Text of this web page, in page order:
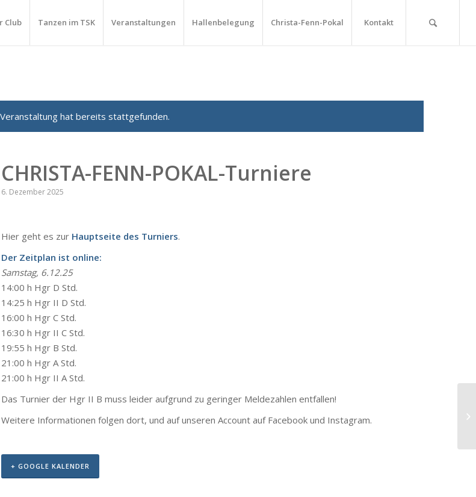
Club Tanzen im TSK Veranstaltungen Hallenbelegung Christa-Fenn-Pokal Kontakt
hat bereits stattgefunden.
CHRISTA-FENN-POKAL-Turniere
6. Dezember 2025
Hier geht es zur Hauptseite des Turniers.
Der Zeitplan ist online:
Samstag, 6.12.25
14:00 h Hgr D Std.
14:25 h Hgr II D Std.
16:00 h Hgr C Std.
16:30 h Hgr II C Std.
19:55 h Hgr B Std.
21:00 h Hgr A Std.
21:00 h Hgr II A Std.
Das Turnier der Hgr II B muss leider aufgrund zu geringer Meldezahlen entfallen!
Weitere Informationen folgen dort, und auf unseren Account auf Facebook und Instagram.
+ GOOGLE KALENDER